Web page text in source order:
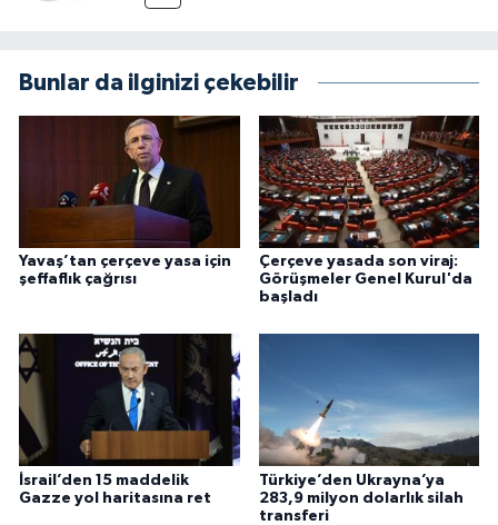
Bunlar da ilginizi çekebilir
Yavaş’tan çerçeve yasa için
şeffaflık çağrısı
Çerçeve yasada son viraj:
Görüşmeler Genel Kurul'da
başladı
İsrail’den 15 maddelik
Gazze yol haritasına ret
Türkiye’den Ukrayna’ya
283,9 milyon dolarlık silah
transferi